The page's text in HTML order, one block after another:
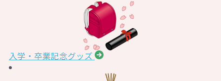
入学・卒業記念グッズ